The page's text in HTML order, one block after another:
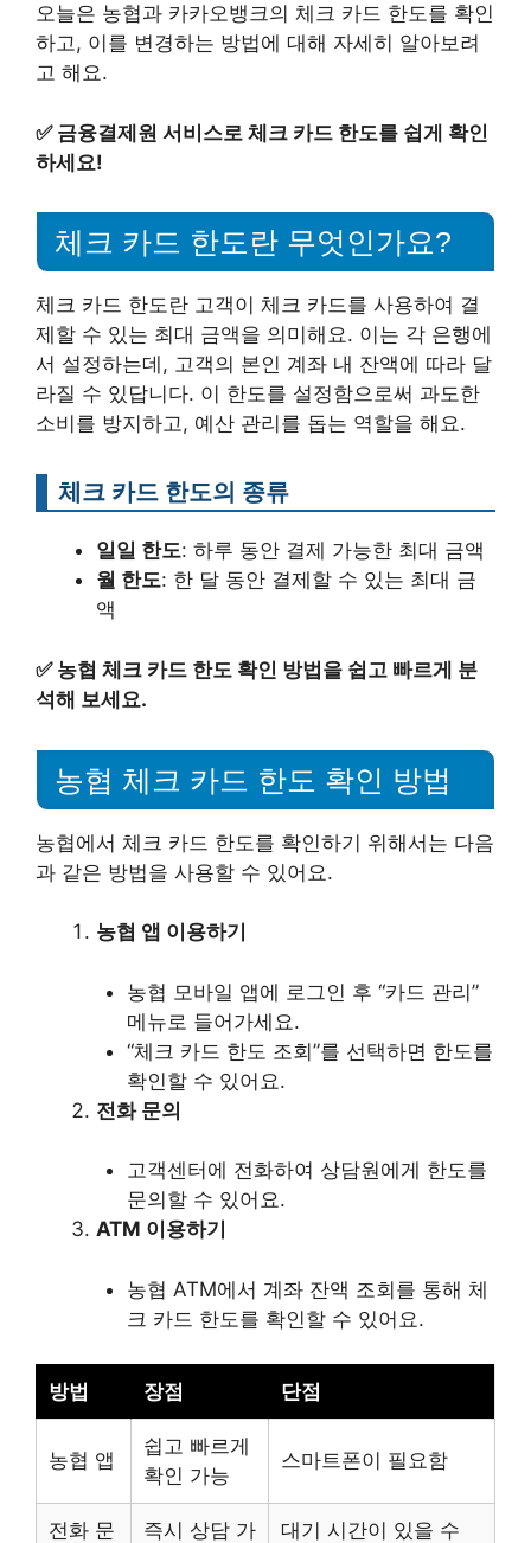
오늘은 농협과 카카오뱅크의 체크 카드 한도를 확인
하고, 이를 변경하는 방법에 대해 자세히 알아보려
고 해요.
✅ 금융결제원 서비스로 체크 카드 한도를 쉽게 확인
하세요!
체크 카드 한도란 무엇인가요?
체크 카드 한도란 고객이 체크 카드를 사용하여 결
제할 수 있는 최대 금액을 의미해요. 이는 각 은행에
서 설정하는데, 고객의 본인 계좌 내 잔액에 따라 달
라질 수 있답니다. 이 한도를 설정함으로써 과도한
소비를 방지하고, 예산 관리를 돕는 역할을 해요.
체크 카드 한도의 종류
일일 한도: 하루 동안 결제 가능한 최대 금액
월 한도: 한 달 동안 결제할 수 있는 최대 금
액
✅ 농협 체크 카드 한도 확인 방법을 쉽고 빠르게 분
석해 보세요.
농협 체크 카드 한도 확인 방법
농협에서 체크 카드 한도를 확인하기 위해서는 다음
과 같은 방법을 사용할 수 있어요.
농협 앱 이용하기
농협 모바일 앱에 로그인 후 “카드 관리”
메뉴로 들어가세요.
“체크 카드 한도 조회”를 선택하면 한도를
확인할 수 있어요.
전화 문의
고객센터에 전화하여 상담원에게 한도를
문의할 수 있어요.
ATM 이용하기
농협 ATM에서 계좌 잔액 조회를 통해 체
크 카드 한도를 확인할 수 있어요.
방법 장점 단점
농협 앱
쉽고 빠르게
확인 가능
스마트폰이 필요함
전화 문
즉시 상담 가
대기 시간이 있을 수